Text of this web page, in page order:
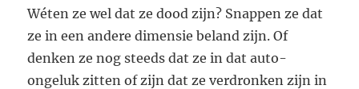
Wéten ze wel dat ze dood zijn? Snappen ze dat
ze in een andere dimensie beland zijn. Of
denken ze nog steeds dat ze in dat auto-
ongeluk zitten of zijn dat ze verdronken zijn in